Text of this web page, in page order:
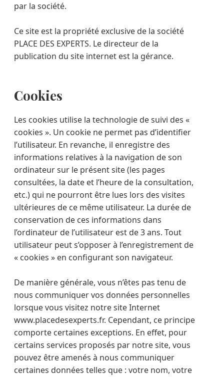
par la société.
Ce site est la propriété exclusive de la société
PLACE DES EXPERTS. Le directeur de la
publication du site internet est la gérance.
Cookies
Les cookies utilise la technologie de suivi des «
cookies ». Un cookie ne permet pas d’identifier
l’utilisateur. En revanche, il enregistre des
informations relatives à la navigation de son
ordinateur sur le présent site (les pages
consultées, la date et l’heure de la consultation,
etc.) qui ne pourront être lues lors des visites
ultérieures de ce même utilisateur. La durée de
conservation de ces informations dans
l’ordinateur de l’utilisateur est de 3 ans. Tout
utilisateur peut s’opposer à l’enregistrement de
« cookies » en configurant son navigateur.
De manière générale, vous n’êtes pas tenu de
nous communiquer vos données personnelles
lorsque vous visitez notre site Internet
www.placedesexperts.fr. Cependant, ce principe
comporte certaines exceptions. En effet, pour
certains services proposés par notre site, vous
pouvez être amenés à nous communiquer
certaines données telles que : votre nom, votre